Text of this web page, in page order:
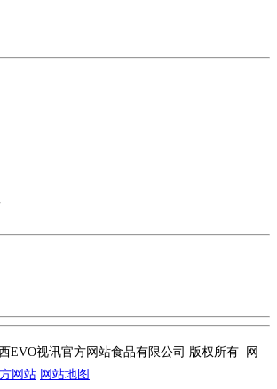
EVO视讯官方网站食品有限公司 版权所有 网
网站 网站地图